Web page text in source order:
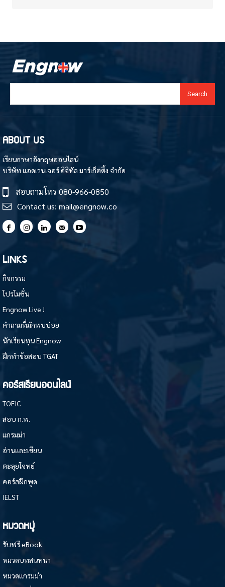
Search
ABOUT US
เรียนภาษาอังกฤษออนไลน์
บริษัท แอดเวนเจอร์ ดิจิทัล มาร์เก็ตติ้ง จำกัด
สอบถามโทร 080-966-0850
Contact us: mail@engnow.co
LINKS
กิจกรรม
โปรโมชั่น
Engnow Live !
คำถามที่มักพบบ่อย
นักเรียนทุน Engnow
ฝึกทำข้อสอบ TGAT
คอร์สเรียนออนไลน์
TOEIC
สอบ ก.พ.
แกรมม่า
อ่านและเขียน
ตะลุยโจทย์
คอร์สฝึกพูด
IELST
หมวดหมู่
รับฟรี eBook
หมวดบทสนทนา
หมวดแกรมม่า